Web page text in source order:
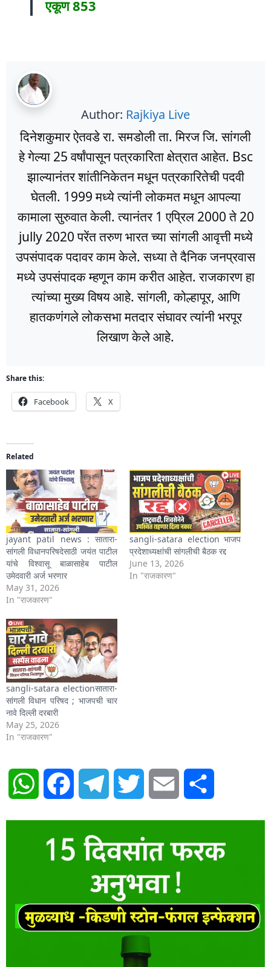
एकूण 853
Author: Rajkiya Live
दिनेशकुमार ऐतवडे रा. समडोली ता. मिरज जि. सांगली
हे गेल्या 25 वर्षांपासून पत्रकारिता क्षेत्रात आहेत. Bsc
झाल्यानंतर शांतीनिकेतन मधून पत्रकारितेची पदवी
घेतली. 1999 मध्ये त्यांनी लोकमत मधून आपल्या
कामाला सुरुवात केली. त्यानंतर 1 एप्रिल 2000 ते 20
jully 2020 परेंत तरुण भारत च्या सांगली आवृत्ती मध्ये
उपसंपादक पदावर काम केले. सध्या ते दैनिक जनप्रवास
मध्ये उपसंपादक म्हणून काम करीत आहेत. राजकारण हा
त्यांच्या मुख्य विषय आहे. सांगली, कोल्हापूर, आणि
हातकणंगले लोकसभा मतदार संघावर त्यांनी भरपूर
लिखाण केले आहे.
Share this:
Facebook X
Related
jayant patil news : सातारा-
सांगली विधानपरिषदेसाठी जयंत पाटील
यांचे विश्वासू बाळासाहेब पाटील
उमेदवारी अर्ज भरणार
May 31, 2026
In "राजकारण"
sangli-satara election भाजप
प्रदेशाध्यक्षांची सांगलीची बैठक रद्द
June 13, 2026
In "राजकारण"
sangli-satara electionसातारा-
सांगली विधान परिषद ; भाजपची चार
नावे दिल्ली दरबारी
May 25, 2026
In "राजकारण"
WhatsAppFacebook Telegram Twitter Email